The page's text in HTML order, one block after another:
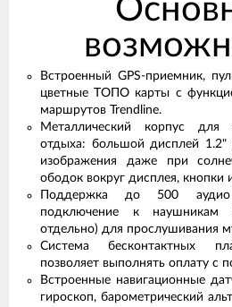
Встроенный GPS-приемник,
цветные ТОПО карты с
маршрутов Trendline.
Металлический корпус для
отдыха: большой дисплей 1.2"
изображения даже при
ободок вокруг дисплея, кнопки
Поддержка до 500
подключение к наушникам
отдельно) для прослушивания
Система бесконтактных
позволяет выполнять оплату с
Встроенные навигационные
гироскоп, барометрический